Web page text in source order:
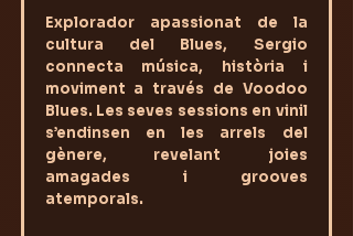
Explorador apassionat de la
cultura del Blues, Sergio
connecta música, història i
moviment a través de Voodoo
Blues. Les seves sessions en vinil
s’endinsen en les arrels del
gènere, revelant joies
amagades i grooves
atemporals.